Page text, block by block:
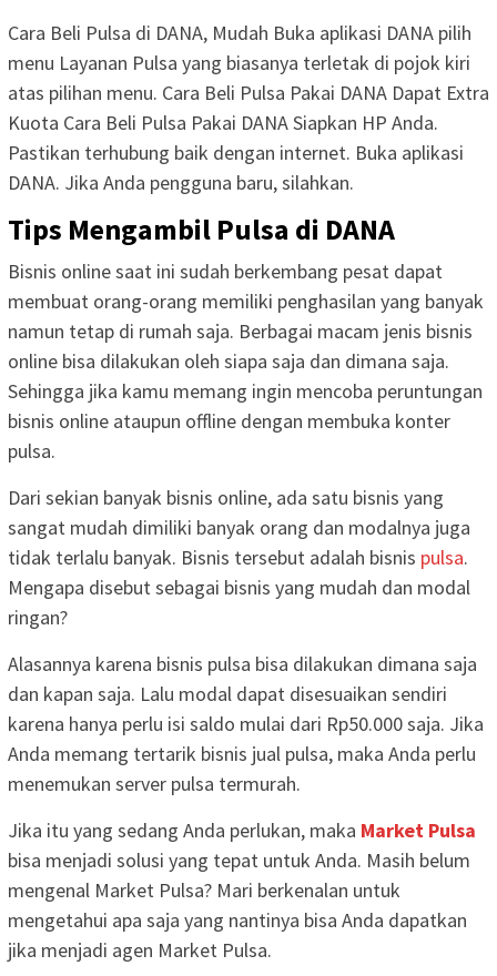
Cara Beli Pulsa di DANA, Mudah Buka aplikasi DANA pilih
menu Layanan Pulsa yang biasanya terletak di pojok kiri
atas pilihan menu. Cara Beli Pulsa Pakai DANA Dapat Extra
Kuota Cara Beli Pulsa Pakai DANA Siapkan HP Anda.
Pastikan terhubung baik dengan internet. Buka aplikasi
DANA. Jika Anda pengguna baru, silahkan.
Tips Mengambil Pulsa di DANA
Bisnis online saat ini sudah berkembang pesat dapat
membuat orang-orang memiliki penghasilan yang banyak
namun tetap di rumah saja. Berbagai macam jenis bisnis
online bisa dilakukan oleh siapa saja dan dimana saja.
Sehingga jika kamu memang ingin mencoba peruntungan
bisnis online ataupun offline dengan membuka konter
pulsa.
Dari sekian banyak bisnis online, ada satu bisnis yang
sangat mudah dimiliki banyak orang dan modalnya juga
tidak terlalu banyak. Bisnis tersebut adalah bisnis pulsa.
Mengapa disebut sebagai bisnis yang mudah dan modal
ringan?
Alasannya karena bisnis pulsa bisa dilakukan dimana saja
dan kapan saja. Lalu modal dapat disesuaikan sendiri
karena hanya perlu isi saldo mulai dari Rp50.000 saja. Jika
Anda memang tertarik bisnis jual pulsa, maka Anda perlu
menemukan server pulsa termurah.
Jika itu yang sedang Anda perlukan, maka Market Pulsa
bisa menjadi solusi yang tepat untuk Anda. Masih belum
mengenal Market Pulsa? Mari berkenalan untuk
mengetahui apa saja yang nantinya bisa Anda dapatkan
jika menjadi agen Market Pulsa.